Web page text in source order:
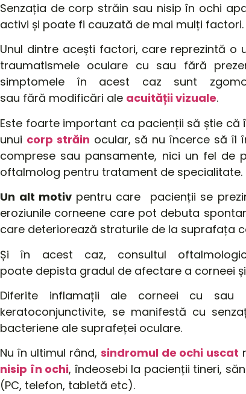
Senzația de corp străin sau nisip în ochi
activi și poate fi cauzată de mai mulți factori.
Unul dintre acești factori, care reprezintă
traumatismele oculare cu sau fără
simptomele în acest caz sunt
sau fără modificări ale acuității vizuale.
Este foarte important ca pacienții să știe
unui corp străin ocular, să nu încerce să îl
comprese sau pansamente, nici un fel de
oftalmolog pentru tratament de specialitate.
Un alt motiv pentru care pacienții se
eroziunile corneene care pot debuta
care deteriorează straturile de la suprafața
Și în acest caz, consultul
poate depista gradul de afectare a corneei
Diferite inflamații ale corneei cu sau
keratoconjunctivite, se manifestă cu
bacteriene ale suprafeței oculare.
Nu în ultimul rând, sindromul de ochi uscat
nisip în ochi, îndeosebi la pacienții tineri,
(PC, telefon, tabletă etc).